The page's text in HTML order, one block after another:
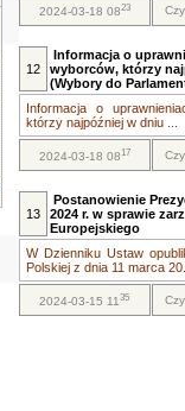
2024-03-18 0823
12
Informacja o
wyborców, którzy
(Wybory do
Informacja o
którzy najpóźniej w dniu ...
2024-03-18 0817
13
Postanowienie
2024 r. w sprawie
Europejskiego
W Dzienniku Ustaw
Polskiej z dnia 11 marca
2024-03-15 1135